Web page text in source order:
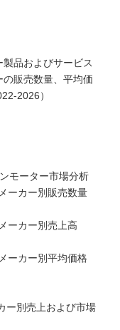
品およびサービス
販売数量、平均価
2026）
モーター市場分析
ーカー別販売数量
ーカー別売上高
ーカー別平均価格
ー別売上および市場